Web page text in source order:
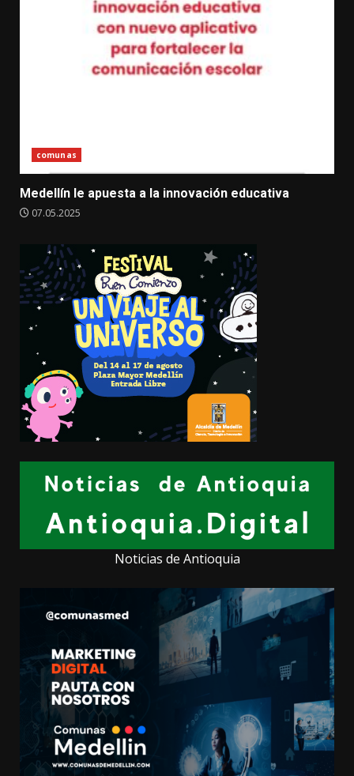
comunas
Medellín le apuesta a la innovación educativa
07.05.2025
Noticias de Antioquia